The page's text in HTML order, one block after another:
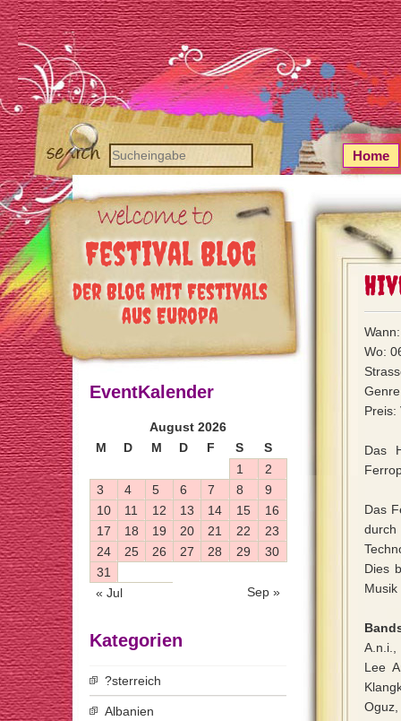
Festival Blog
der Blog mit Festivals
aus Europa
Home
Wo:
Preis:
Das
Das
durch
Dies
A.n.i.,
Lee
EventKalender
August 2026
M
D M D F S S
« Jul Sep »
1
2
3
4 5 6 7 8
9
10
11 12 13 14 15
16
17
18 19 20 21 22
23
24
25 26 27 28 29
30
31
Kategorien
?sterreich
Albanien